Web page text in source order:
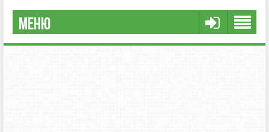
МЕНЮ
РЕГИСТРАЦИЯ